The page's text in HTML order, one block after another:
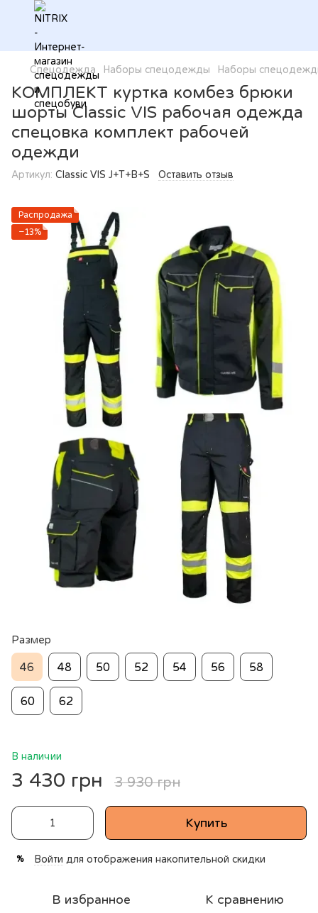
Спецодежда Наборы спецодежды Наборы
КОМПЛЕКТ куртка комбез брюки
шорты Classic VIS рабочая одежда
спецовка комплект рабочей
одежди
Артикул: Classic VIS J+T+B+S Оставить отзыв
Распродажа
−13%
Размер
46 48 50 52 54 56 58
60 62
В наличии
3 430 грн 3 930 грн
Купить
% Войти для отображения накопительной скидки
В избранное К сравнению